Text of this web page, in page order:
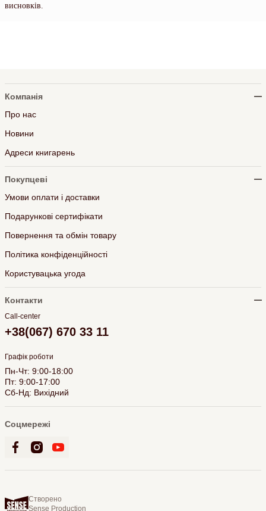
висновків.
Компанія
Про нас
Новини
Адреси книгарень
Покупцеві
Умови оплати і доставки
Подарункові сертифікати
Повернення та обмін товару
Політика конфіденційності
Користувацька угода
Контакти
Call-center
+38(067) 670 33 11
Графік роботи
Пн-Чт: 9:00-18:00
Пт: 9:00-17:00
Сб-Нд: Вихідний
Соцмережі
Створено
Sense Production